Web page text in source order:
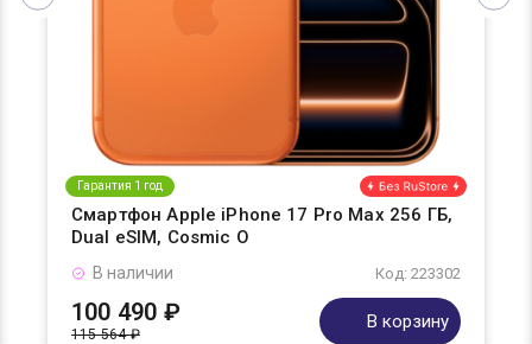
Гарантия 1 год
Смартфон Apple iPhone 17 Pro Max 256 ГБ,
Dual eSIM, Cosmic O
Код: 223302
В наличии
100 490 ₽
115 564 ₽
В корзину